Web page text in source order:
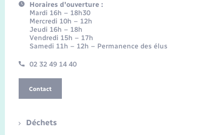
Horaires d'ouverture :
Mardi 16h – 18h30
Mercredi 10h – 12h
Jeudi 16h – 18h
Vendredi 15h – 17h
Samedi 11h – 12h – Permanence des élus
02 32 49 14 40
Contact
Déchets